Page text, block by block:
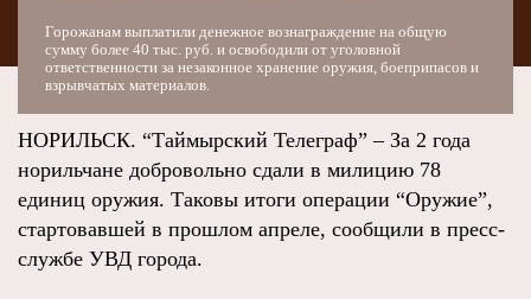
Горожанам выплатили денежное вознаграждение на общую
сумму более 40 тыс. руб. и освободили от уголовной
ответственности за незаконное хранение оружия, боеприпасов и
взрывчатых материалов.
НОРИЛЬСК. “Таймырский Телеграф” – За 2 года
норильчане добровольно сдали в милицию 78
единиц оружия. Таковы итоги операции “Оружие”,
стартовавшей в прошлом апреле, сообщили в пресс-
службе УВД города.